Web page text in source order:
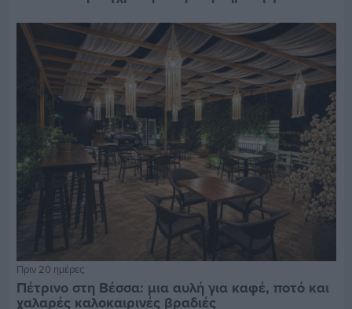
Πριν 20 ημέρες
Πέτρινο στη Βέσσα: μια αυλή για καφέ, ποτό και
χαλαρές καλοκαιρινές βραδιές